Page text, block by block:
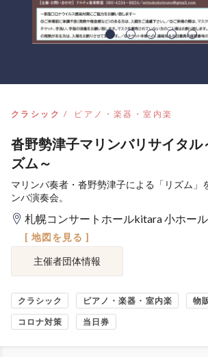
クラシック ピアノ・楽器・室内楽
沓野勢津子マリンバリサイタル
ズム～
マリンバ奏者・沓野勢津子による「リズム」
ンバ演奏会。
札幌コンサートホールkitara 小ホール
[ 地図を見る ]
主催者団体情報
クラシック ピアノ・楽器・室内楽 物
コロナ対策 当日券